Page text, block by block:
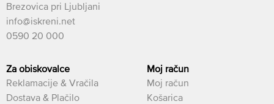
Brezovica pri Ljubljani
info@iskreni.net
0590 20 000
Za obiskovalce
Reklamacije & Vračila
Dostava & Plačilo
Moj račun
Moj račun
Košarica